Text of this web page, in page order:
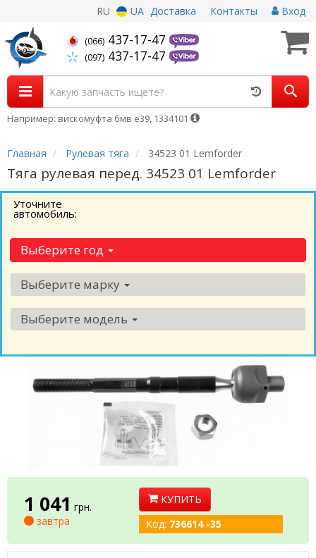
RU UA Доставка Контакты Вход
(066) 437-17-47
(097) 437-17-47
Например: вискомуфта бмв е39, 1334101
Главная Рулевая тяга 34523 01 Lemforder
Тяга рулевая перед. 34523 01 Lemforder
Уточните
автомобиль:
Выберите год
Выберите марку
Выберите модель
1 041 грн.
завтра
КУПИТЬ
Код: 736614 -35